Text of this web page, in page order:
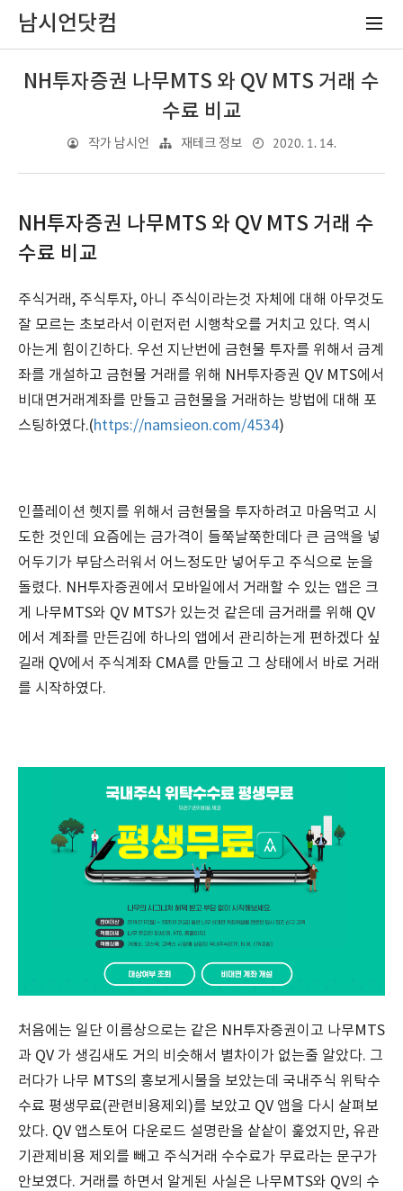
남시언닷컴
NH투자증권 나무MTS 와 QV MTS 거래 수
수료 비교
작가 남시언 재테크 정보 2020. 1. 14.
NH투자증권 나무MTS 와 QV MTS 거래 수
수료 비교
주식거래, 주식투자, 아니 주식이라는것 자체에 대해 아무것도
잘 모르는 초보라서 이런저런 시행착오를 거치고 있다. 역시
아는게 힘이긴하다. 우선 지난번에 금현물 투자를 위해서 금계
좌를 개설하고 금현물 거래를 위해 NH투자증권 QV MTS에서
비대면거래계좌를 만들고 금현물을 거래하는 방법에 대해 포
스팅하였다.(https://namsieon.com/4534)
인플레이션 헷지를 위해서 금현물을 투자하려고 마음먹고 시
도한 것인데 요즘에는 금가격이 들쭉날쭉한데다 큰 금액을 넣
어두기가 부담스러워서 어느정도만 넣어두고 주식으로 눈을
돌렸다. NH투자증권에서 모바일에서 거래할 수 있는 앱은 크
게 나무MTS와 QV MTS가 있는것 같은데 금거래를 위해 QV
에서 계좌를 만든김에 하나의 앱에서 관리하는게 편하겠다 싶
길래 QV에서 주식계좌 CMA를 만들고 그 상태에서 바로 거래
를 시작하였다.
처음에는 일단 이름상으로는 같은 NH투자증권이고 나무MTS
과 QV 가 생김새도 거의 비슷해서 별차이가 없는줄 알았다. 그
러다가 나무 MTS의 홍보게시물을 보았는데 국내주식 위탁수
수료 평생무료(관련비용제외)를 보았고 QV 앱을 다시 살펴보
았다. QV 앱스토어 다운로드 설명란을 샅샅이 훑었지만, 유관
기관제비용 제외를 빼고 주식거래 수수료가 무료라는 문구가
안보였다. 거래를 하면서 알게된 사실은 나무MTS와 QV의 수